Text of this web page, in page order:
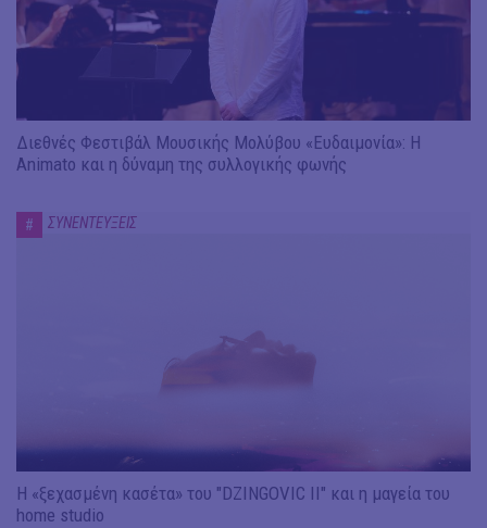
Διεθνές Φεστιβάλ Μουσικής Μολύβου «Ευδαιμονία»: Η
Animato και η δύναμη της συλλογικής φωνής
# ΣΥΝΕΝΤΕΥΞΕΙΣ
Η «ξεχασμένη κασέτα» του "DZINGOVIC II" και η μαγεία του
home studio